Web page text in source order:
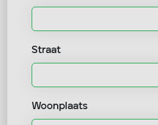
Straat
Woonplaats